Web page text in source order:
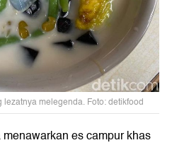
melegenda. Foto: detikfood
es campur khas